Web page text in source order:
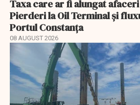
Taxa care ar fi alungat
Pierderi la Oil Terminal și
Portul Constanța
08 AUGUST 2026